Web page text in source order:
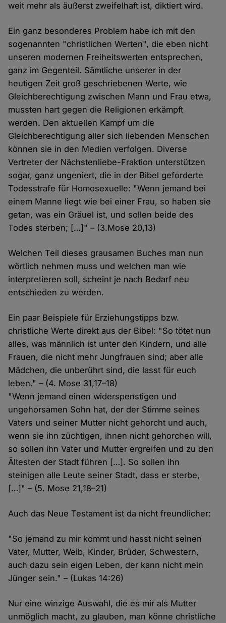
weit mehr als äußerst zweifelhaft ist, diktiert wird.
Ein ganz besonderes Problem habe ich mit den
sogenannten "christlichen Werten", die eben nicht
unseren modernen Freiheitswerten entsprechen,
ganz im Gegenteil. Sämtliche unserer in der
heutigen Zeit groß geschriebenen Werte, wie
Gleichberechtigung zwischen Mann und Frau etwa,
mussten hart gegen die Religionen erkämpft
werden. Den aktuellen Kampf um die
Gleichberechtigung aller sich liebenden Menschen
können sie in den Medien verfolgen. Diverse
Vertreter der Nächstenliebe-Fraktion unterstützen
sogar, ganz ungeniert, die in der Bibel geforderte
Todesstrafe für Homosexuelle: "Wenn jemand bei
einem Manne liegt wie bei einer Frau, so haben sie
getan, was ein Gräuel ist, und sollen beide des
Todes sterben; […]" – (3.Mose 20,13)
Welchen Teil dieses grausamen Buches man nun
wörtlich nehmen muss und welchen man wie
interpretieren soll, scheint je nach Bedarf neu
entschieden zu werden.
Ein paar Beispiele für Erziehungstipps bzw.
christliche Werte direkt aus der Bibel: "So tötet nun
alles, was männlich ist unter den Kindern, und alle
Frauen, die nicht mehr Jungfrauen sind; aber alle
Mädchen, die unberührt sind, die lasst für euch
leben." – (4. Mose 31,17–18)
"Wenn jemand einen widerspenstigen und
ungehorsamen Sohn hat, der der Stimme seines
Vaters und seiner Mutter nicht gehorcht und auch,
wenn sie ihn züchtigen, ihnen nicht gehorchen will,
so sollen ihn Vater und Mutter ergreifen und zu den
Ältesten der Stadt führen […]. So sollen ihn
steinigen alle Leute seiner Stadt, dass er sterbe,
[…]" – (5. Mose 21,18–21)
Auch das Neue Testament ist da nicht freundlicher:
"So jemand zu mir kommt und hasst nicht seinen
Vater, Mutter, Weib, Kinder, Brüder, Schwestern,
auch dazu sein eigen Leben, der kann nicht mein
Jünger sein." – (Lukas 14:26)
Nur eine winzige Auswahl, die es mir als Mutter
unmöglich macht, zu glauben, man könne christliche